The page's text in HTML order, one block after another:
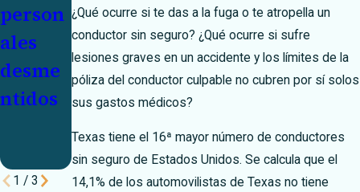
¿Qué ocurre si te das a la fuga o te atropella un
conductor sin seguro? ¿Qué ocurre si sufre
lesiones graves en un accidente y los límites de la
póliza del conductor culpable no cubren por sí solos
sus gastos médicos?
Texas tiene el 16ª mayor número de conductores
sin seguro de Estados Unidos. Se calcula que el
14,1% de los automovilistas de Texas no tiene
person
ales
desme
ntidos
invern
ales
con la
confian
za de El
Paso
conduc
ción
entre
adolesc
entes
1 / 3